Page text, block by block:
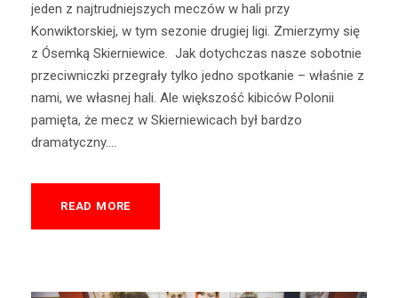
jeden z najtrudniejszych meczów w hali przy
Konwiktorskiej, w tym sezonie drugiej ligi. Zmierzymy się
z Ósemką Skierniewice. Jak dotychczas nasze sobotnie
przeciwniczki przegrały tylko jedno spotkanie – właśnie z
nami, we własnej hali. Ale większość kibiców Polonii
pamięta, że mecz w Skierniewicach był bardzo
dramatyczny....
READ MORE